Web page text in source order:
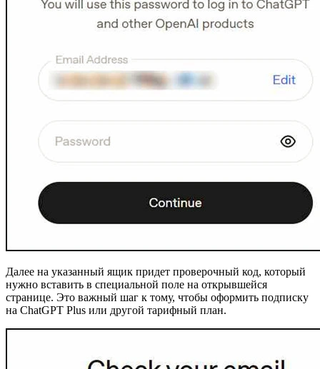
Далее на указанный ящик придет проверочный код, который
нужно вставить в специальной поле на открывшейся
странице. Это важный шаг к тому, чтобы оформить подписку
на ChatGPT Plus или другой тарифный план.